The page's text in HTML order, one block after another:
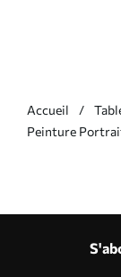
Accueil
Peinture